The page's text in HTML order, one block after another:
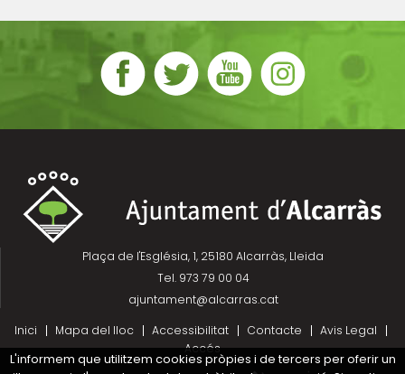
Plaça de l'Església, 1, 25180 Alcarràs, Lleida
Tel. 973 79 00 04
ajuntament@alcarras.cat
Inici
Mapa del lloc Accessibilitat Contacte
Avis Legal
Accés
L'informem que utilitzem cookies pròpies i de tercers per oferir un